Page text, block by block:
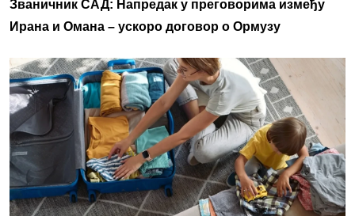
Званичник САД: Напредак у преговорима између
Ирана и Омана – ускоро договор о Ормузу